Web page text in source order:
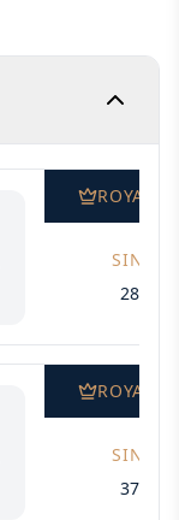
ROYAL
SINGLE
2805$
ROYAL
SINGLE
3740$